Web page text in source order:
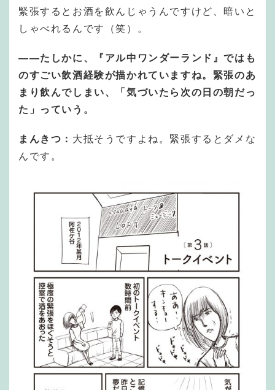
緊張するとお酒を飲んじゃうんですけど、暗いと
しゃべれるんです（笑）。
――たしかに、『アル中ワンダーランド』ではも
のすごい飲酒経験が描かれていますね。緊張のあ
まり飲んでしまい、「気づいたら次の日の朝だっ
た」っていう。
まんきつ： 大抵そうですよね。緊張するとダメな
んです。